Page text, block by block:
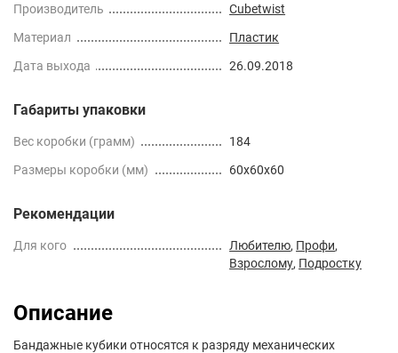
Производитель
Cubetwist
Материал
Пластик
Дата выхода
26.09.2018
Габариты упаковки
Вес коробки (грамм)
184
Размеры коробки (мм)
60x60x60
Рекомендации
Для кого Любителю, Профи,
Взрослому, Подростку
Описание
Бандажные кубики относятся к разряду механических